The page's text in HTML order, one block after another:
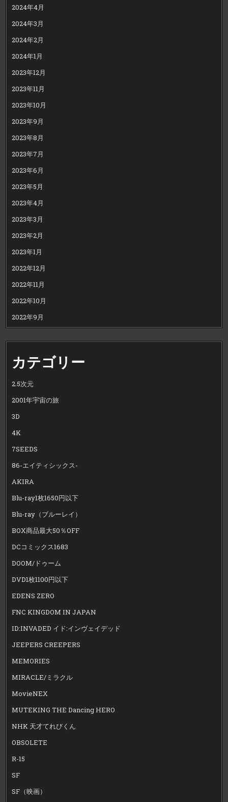
2024年4月
2024年3月
2024年2月
2024年1月
2023年12月
2023年11月
2023年10月
2023年9月
2023年8月
2023年7月
2023年6月
2023年5月
2023年4月
2023年3月
2023年2月
2023年1月
2022年12月
2022年11月
2022年10月
2022年9月
カテゴリー
2.5次元
2001年宇宙の旅
3D
4K
7SEEDS
86-エイティシックス-
AKIRA
Blu-ray1枚1650円以下
Blu-ray（ブルーレイ）
BOX商品最大50％OFF
DCコミックス1683
DOOM/ドゥーム
DVD1枚1100円以下
EDENS ZERO
FNC KINGDOM IN JAPAN
ID:INVADED イド:インヴェイデッド
JEEPERS CREEPERS
MEMORIES
MIRACLE/ミラクル
MovieNEX
MUTEKING THE Dancing HERO
NHK 天才てれびくん
OBSOLETE
R-15
SF
SF（映画）